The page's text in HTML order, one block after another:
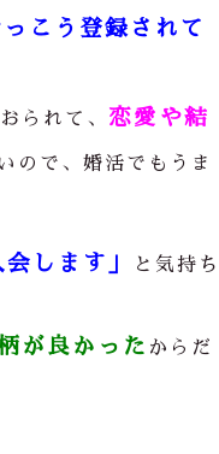
こう登録されて
おられて、 恋愛や結
ので、婚活でもうま
します」 と気持ち
が良かった からだ